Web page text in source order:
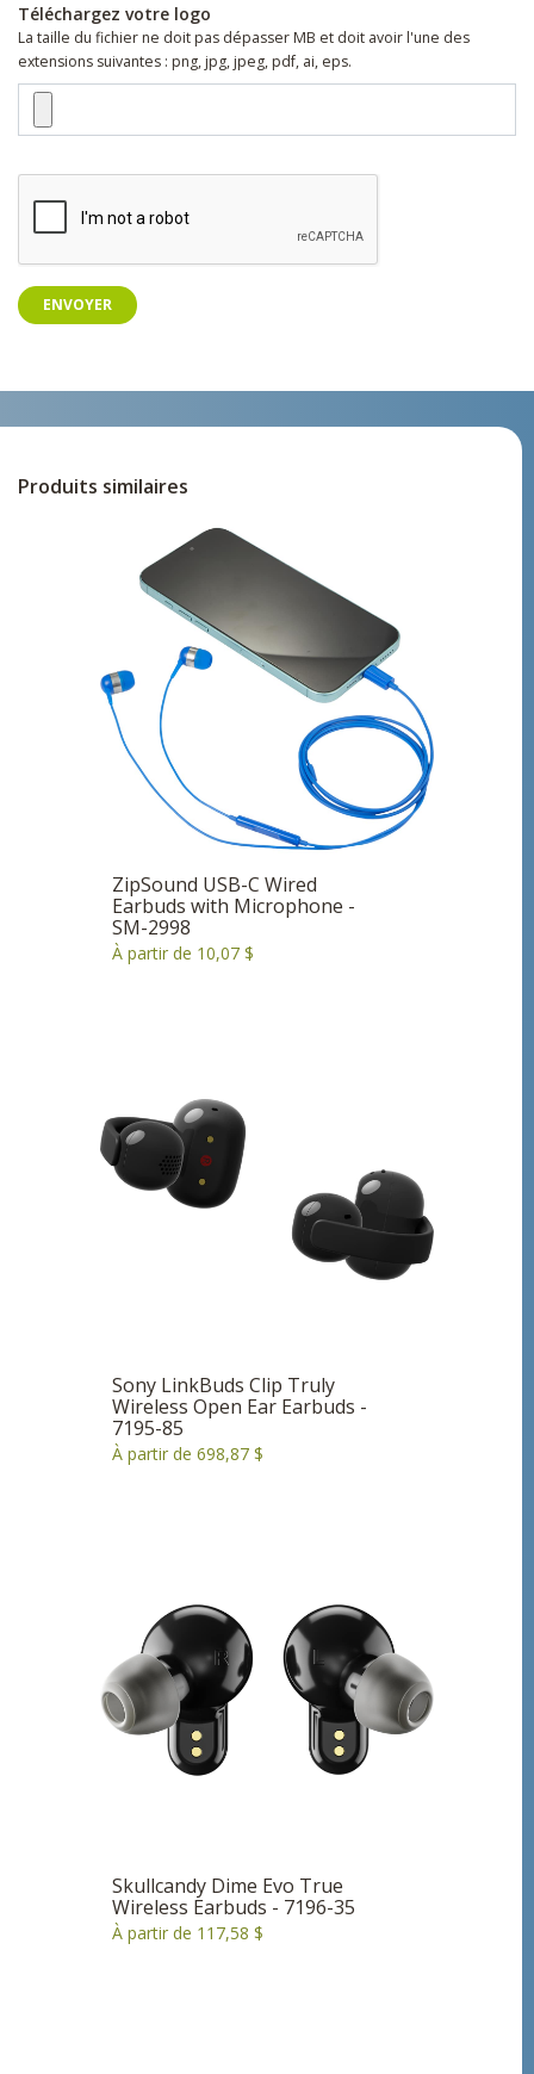
Téléchargez votre logo
La taille du fichier ne doit pas dépasser MB et doit avoir l'une des
extensions suivantes : png, jpg, jpeg, pdf, ai, eps.
ENVOYER
Produits similaires
ZipSound USB-C Wired
Earbuds with Microphone -
SM-2998
À partir de 10,07 $
Sony LinkBuds Clip Truly
Wireless Open Ear Earbuds -
7195-85
À partir de 698,87 $
Skullcandy Dime Evo True
Wireless Earbuds - 7196-35
À partir de 117,58 $